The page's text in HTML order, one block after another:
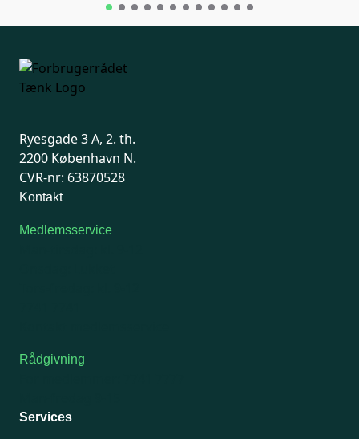
Ryesgade 3 A, 2. th.
2200 København N.
CVR-nr: 63870528
Kontakt
Medlemsservice
Rådgivning
Services